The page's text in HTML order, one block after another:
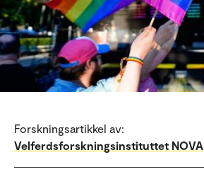
Forskningsartikkel av:
Velferdsforskningsinstituttet NOVA